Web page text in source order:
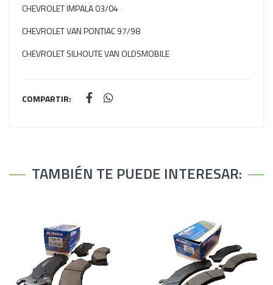
CHEVROLET IMPALA 03/04
CHEVROLET VAN PONTIAC 97/98
CHEVROLET SILHOUTE VAN OLDSMOBILE
COMPARTIR:
TAMBIÉN TE PUEDE INTERESAR: